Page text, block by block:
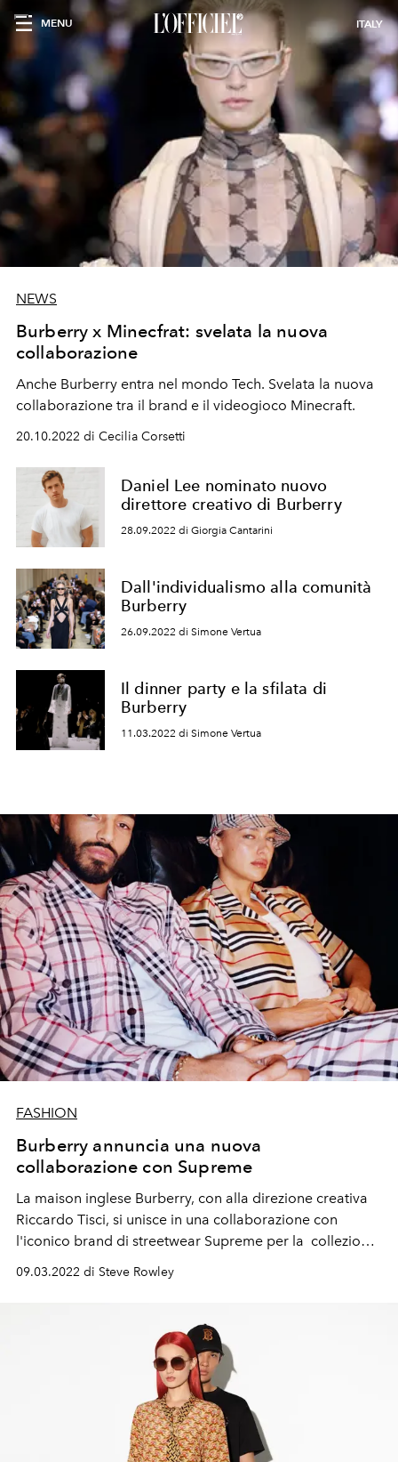
MENU ITALY
NEWS
Burberry x Minecfrat: svelata la nuova
collaborazione
Anche Burberry entra nel mondo Tech. Svelata la nuova
collaborazione tra il brand e il videogioco Minecraft.
20.10.2022 di Cecilia Corsetti
Daniel Lee nominato nuovo
direttore creativo di Burberry
28.09.2022 di Giorgia Cantarini
Dall'individualismo alla comunità
Burberry
26.09.2022 di Simone Vertua
Il dinner party e la sfilata di
Burberry
11.03.2022 di Simone Vertua
FASHION
Burberry annuncia una nuova
collaborazione con Supreme
La maison inglese Burberry, con alla direzione creativa
Riccardo Tisci, si unisce in una collaborazione con
l'iconico brand di streetwear Supreme per la collezione
Primavera/Estate 2022.
09.03.2022 di Steve Rowley